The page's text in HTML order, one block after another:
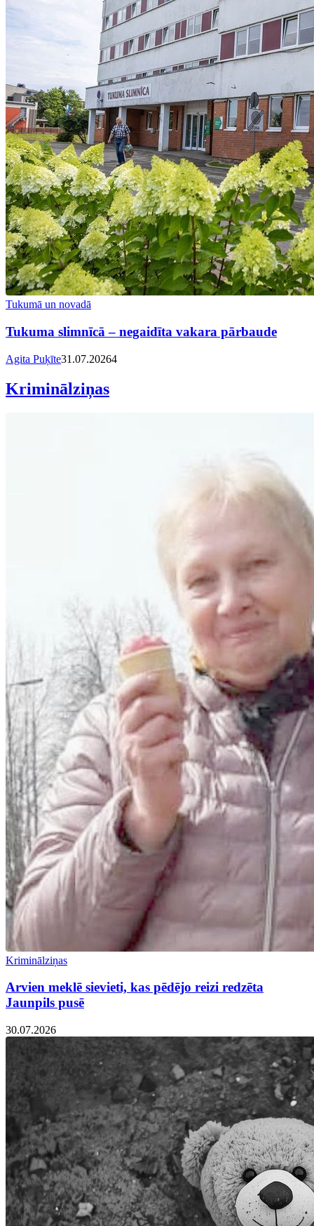
Tukumā un novadā
Tukuma slimnīcā – negaidīta vakara pārbaude
Agita Puķīte31.07.20264
Kriminālziņas
Kriminālziņas
Arvien meklē sievieti, kas pēdējo reizi redzēta
Jaunpils pusē
30.07.2026